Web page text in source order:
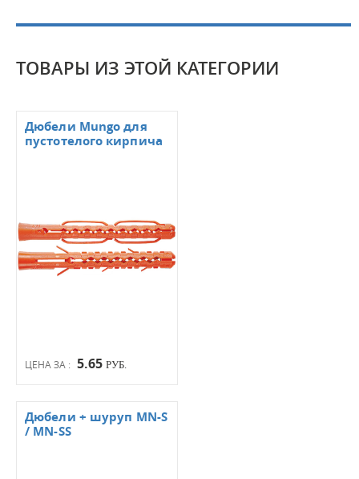
ТОВАРЫ ИЗ ЭТОЙ КАТЕГОРИИ
ЦЕНА ЗА : 5.65 РУБ.
Дюбели Mungo для
пустотелого кирпича
Дюбели + шуруп MN-S
/ MN-SS